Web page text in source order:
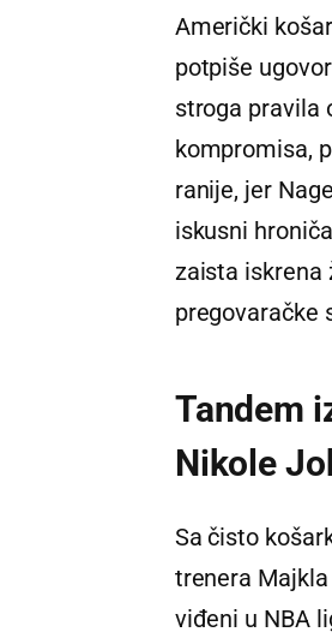
Američki
potpiše
stroga pravila
kompromisa,
ranije, jer
iskusni
zaista iskrena
pregovaračke
Tandem
Nikole
Sa čisto
trenera
viđeni u NBA